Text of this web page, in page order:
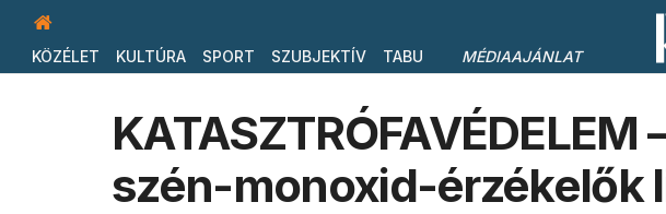
KÖZÉLET KULTÚRA SPORT SZUBJEKTÍV TABU MÉDIAAJÁNLAT
KATASZTRÓFAVÉDELEM
szén-monoxid-érzékelők